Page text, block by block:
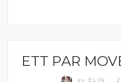
MATPRAT
ETT PAR
av ELIN